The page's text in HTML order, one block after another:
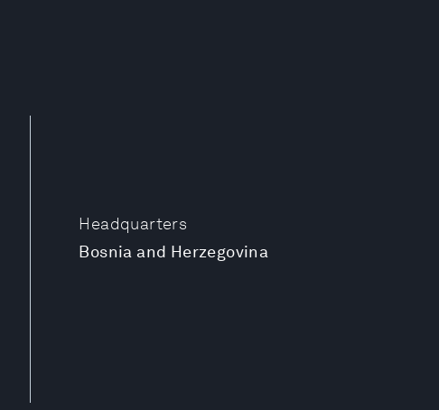
Headquarters
Bosnia and Herzegovina